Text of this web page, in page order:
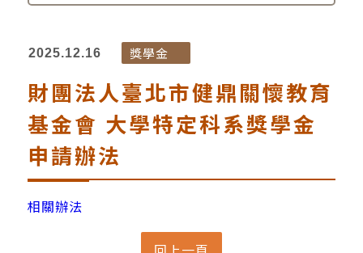
2025.12.16 獎學金
財團法人臺北市健鼎關懷教育
基金會 大學特定科系獎學金
申請辦法
相關辦法